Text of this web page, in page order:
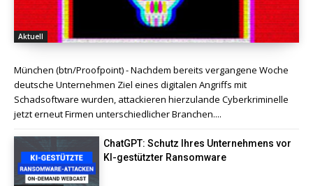
Aktuell
München (btn/Proofpoint) - Nachdem bereits vergangene Woche
deutsche Unternehmen Ziel eines digitalen Angriffs mit
Schadsoftware wurden, attackieren hierzulande Cyberkriminelle
jetzt erneut Firmen unterschiedlicher Branchen....
ChatGPT: Schutz Ihres Unternehmens vor
KI-gestützter Ransomware